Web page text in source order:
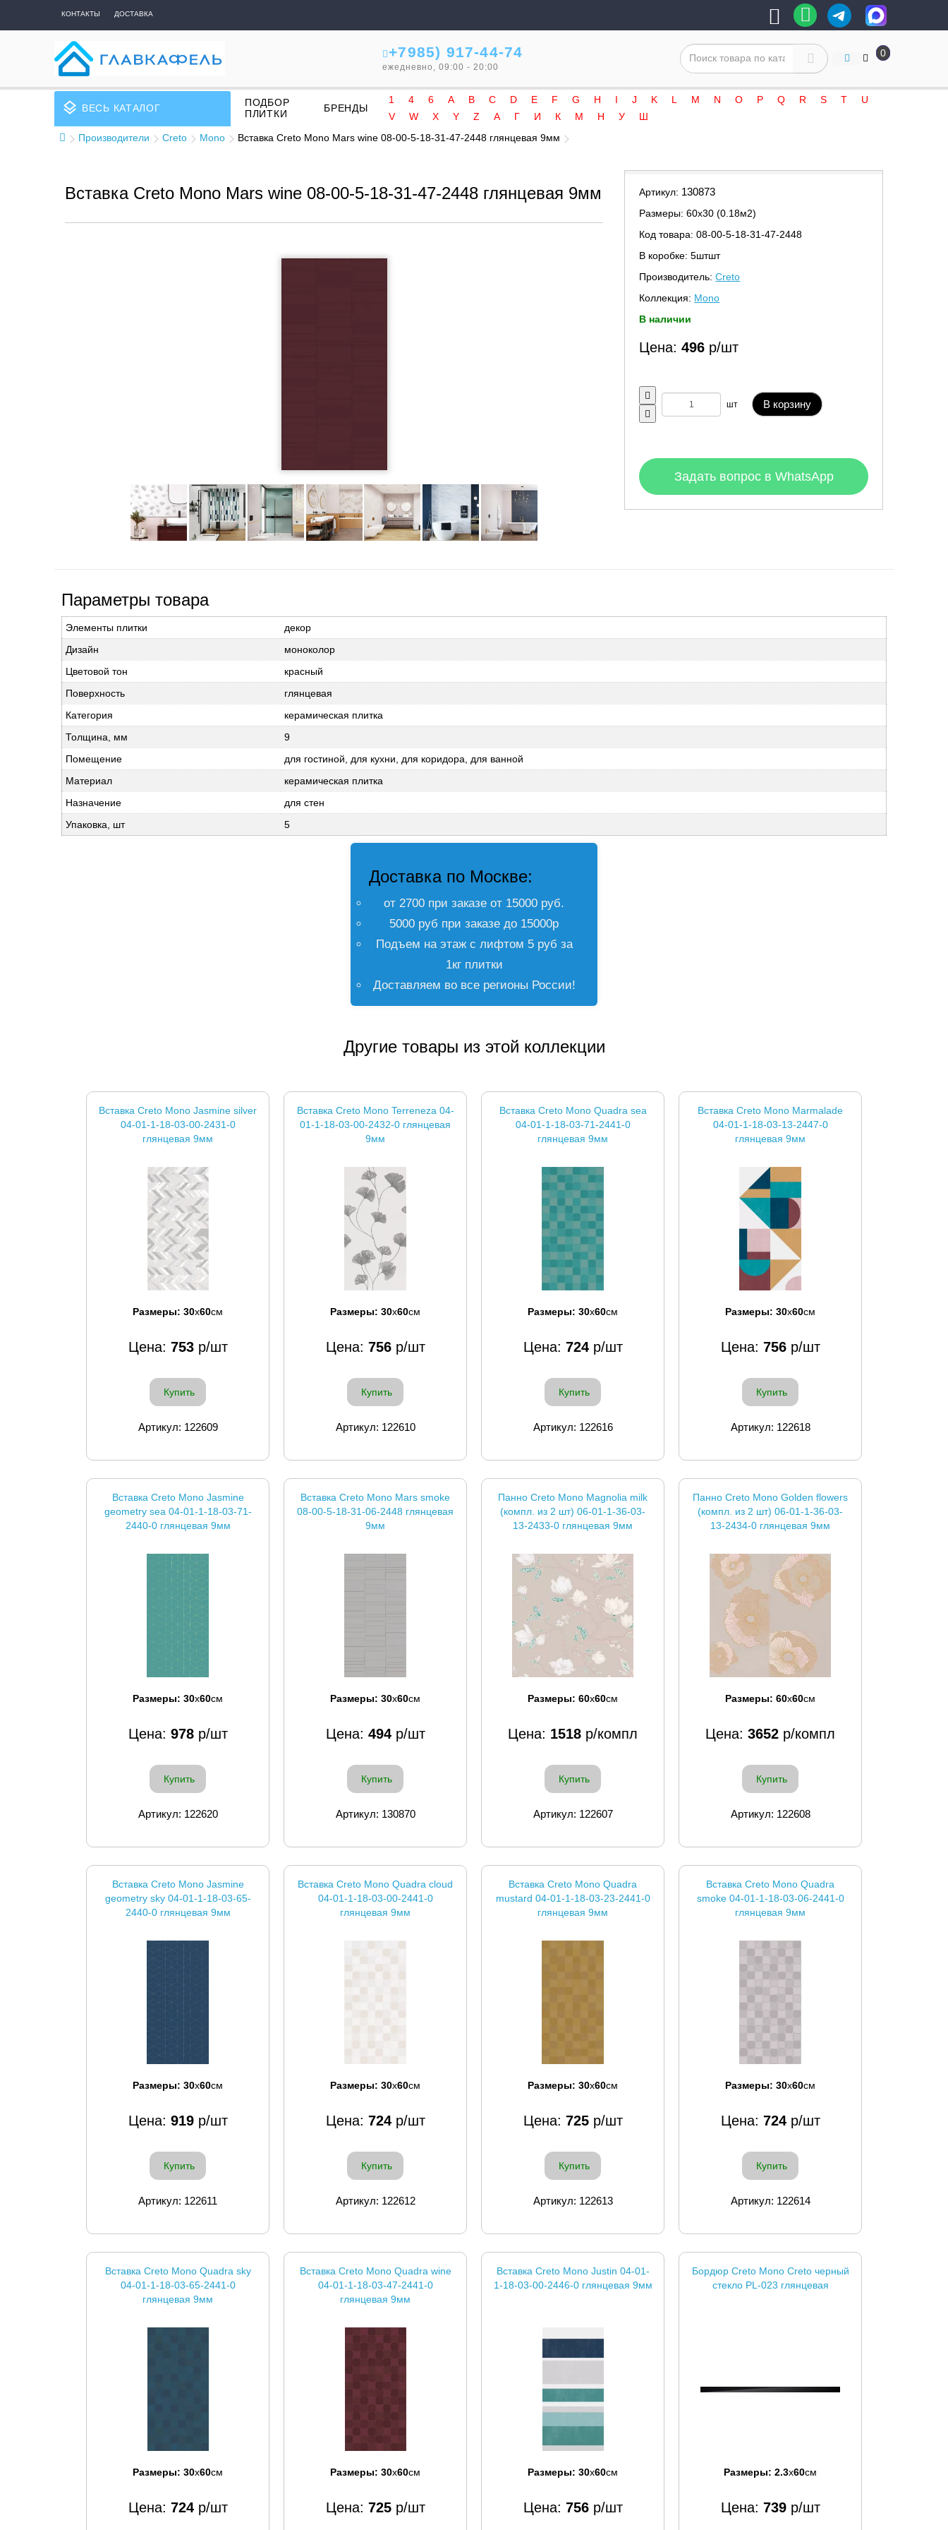
КОНТАКТЫ ДОСТАВКА
+7985) 917-44-74
ежедневно, 09:00 - 20:00
0
layers ВЕСЬ КАТАЛОГ
ПОДБОР
ПЛИТКИ
БРЕНДЫ
1 4 6 A B C D E F G H I J K L M N O P Q R S T
U
V
W X Y Z А Г И К М Н У
Ш
Производители
Creto Mono Вставка Creto Mono Mars wine 08-00-5-18-31-47-2448 глянцевая 9мм
Вставка Creto Mono Mars wine 08-00-5-18-31-47-2448 глянцевая 9мм Артикул: 130873
Размеры: 60х30 (0.18м2)
Код товара: 08-00-5-18-31-47-2448
В коробке: 5штшт
Производитель:Creto
Коллекция: Mono
В наличии
Цена:496 р/шт
шт В корзину
Задать вопрос в WhatsApp
Параметры товара
Элементы плитки
декор
Дизайн
моноколор
Цветовой тон
красный
Поверхность
глянцевая
Категория
керамическая плитка
Толщина, мм
9
Помещение
для гостиной, для кухни, для коридора, для ванной
Материал
керамическая плитка
Назначение
для стен
Упаковка, шт
5
Доставка по Москве:
от 2700 при заказе от 15000 руб.
5000 руб при заказе до 15000р
Подъем на этаж с лифтом 5 руб за
1кг плитки
Доставляем во все регионы России!
Другие товары из этой коллекции
Вставка Creto Mono Jasmine silver
04-01-1-18-03-00-2431-0
глянцевая 9мм
Размеры: 30x60см
Цена: 753р/шт
Купить
Артикул: 122609
Вставка Creto Mono Terreneza 04-
01-1-18-03-00-2432-0 глянцевая
9мм
Размеры: 30x60см
Цена: 756р/шт
Купить
Артикул: 122610
Вставка Creto Mono Quadra sea
04-01-1-18-03-71-2441-0
глянцевая 9мм
Размеры: 30x60см
Цена: 724р/шт
Купить
Артикул: 122616
Вставка Creto Mono Marmalade
04-01-1-18-03-13-2447-0
глянцевая 9мм
Размеры: 30x60см
Цена: 756р/шт
Купить
Артикул: 122618
Вставка Creto Mono Jasmine
geometry sea 04-01-1-18-03-71-
2440-0 глянцевая 9мм
Размеры: 30x60см
Цена: 978р/шт
Купить
Артикул: 122620
Вставка Creto Mono Mars smoke
08-00-5-18-31-06-2448 глянцевая
9мм
Размеры: 30x60см
Цена: 494р/шт
Купить
Артикул: 130870
Панно Creto Mono Magnolia milk
(компл. из 2 шт) 06-01-1-36-03-
13-2433-0 глянцевая 9мм
Размеры: 60x60см
Цена: 1518 р/компл
Купить
Артикул: 122607
Панно Creto Mono Golden flowers
(компл. из 2 шт) 06-01-1-36-03-
13-2434-0 глянцевая 9мм
Размеры: 60x60см
Цена: 3652 р/компл
Купить
Артикул: 122608
Вставка Creto Mono Jasmine
geometry sky 04-01-1-18-03-65-
2440-0 глянцевая 9мм
Размеры: 30x60см
Цена: 919р/шт
Купить
Артикул: 122611
Вставка Creto Mono Quadra cloud
04-01-1-18-03-00-2441-0
глянцевая 9мм
Размеры: 30x60см
Цена: 724р/шт
Купить
Артикул: 122612
Вставка Creto Mono Quadra
mustard 04-01-1-18-03-23-2441-0
глянцевая 9мм
Размеры: 30x60см
Цена: 725р/шт
Купить
Артикул: 122613
Вставка Creto Mono Quadra
smoke 04-01-1-18-03-06-2441-0
глянцевая 9мм
Размеры: 30x60см
Цена: 724р/шт
Купить
Артикул: 122614
Вставка Creto Mono Quadra sky
04-01-1-18-03-65-2441-0
глянцевая 9мм
Размеры: 30x60см
Цена: 724р/шт
Вставка Creto Mono Quadra wine
04-01-1-18-03-47-2441-0
глянцевая 9мм
Размеры: 30x60см
Цена: 725р/шт
Вставка Creto Mono Justin 04-01-
1-18-03-00-2446-0 глянцевая 9мм
Размеры: 30x60см
Цена: 756р/шт
Бордюр Creto Mono Creto черный
стекло PL-023 глянцевая
Размеры: 2.3x60см
Цена: 739р/шт